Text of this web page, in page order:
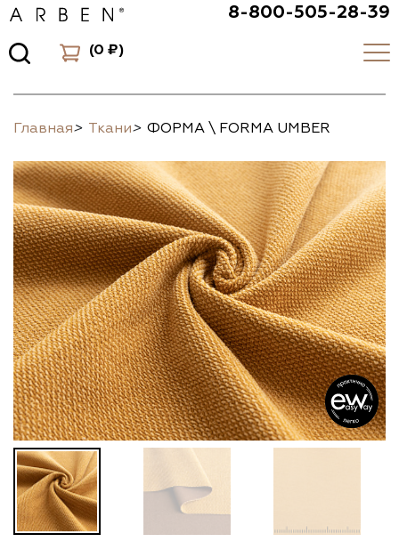
8-800-505-28-39
(0 ₽)
Главная> Ткани> ФОРМА \ FORMA UMBER